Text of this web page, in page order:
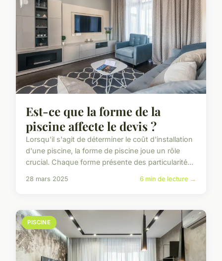
Est-ce que la forme de la
piscine affecte le devis ?
Lorsqu'il s'agit de déterminer le coût d'installation
d'une piscine, la forme de piscine joue un rôle
crucial. Chaque forme présente des particularité...
28 mars 2025 6 min de lecture →
PISCINE